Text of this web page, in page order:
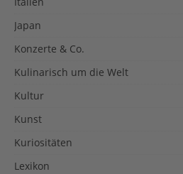
Japan
Konzerte & Co.
Kulinarisch um die Welt
Kultur
Kunst
Kuriositäten
Lexikon